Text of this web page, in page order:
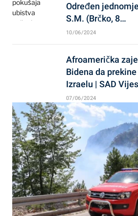
Određen
S.M. (Brčko, 8…
10/06/2024
Afroamerička
Bidena da
Izraelu | SAD
07/06/2024